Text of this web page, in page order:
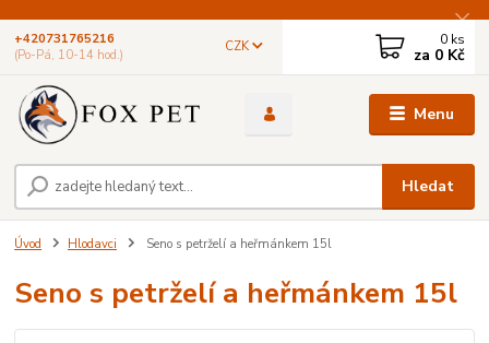
Menu
CZK
Hledat
+420731765216
(Po-Pá, 10-14 hod.)
0 ks
za 0 Kč
Úvod Hlodavci Seno s petrželí a heřmánkem 15l
Seno s petrželí a heřmánkem 15l